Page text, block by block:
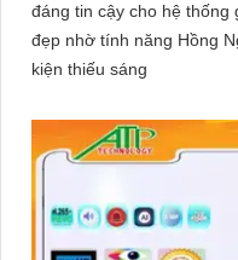
đáng tin cậy cho hệ thống giám sát. Hình ảnh
đẹp nhờ tính năng Hồng
kiện thiếu sáng